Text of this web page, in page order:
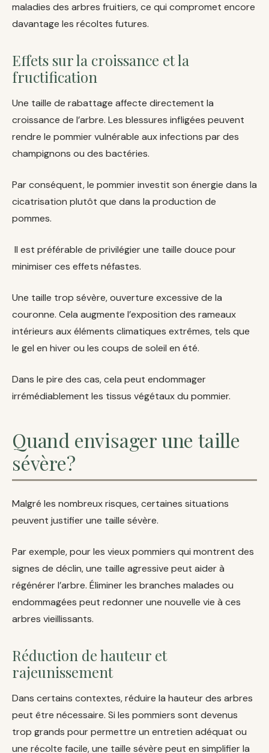
maladies des arbres fruitiers, ce qui compromet encore
davantage les récoltes futures.
Effets sur la croissance et la
fructification
Une taille de rabattage affecte directement la
croissance de l’arbre. Les blessures infligées peuvent
rendre le pommier vulnérable aux infections par des
champignons ou des bactéries.
Par conséquent, le pommier investit son énergie dans la
cicatrisation plutôt que dans la production de
pommes.
Il est préférable de privilégier une taille douce pour
minimiser ces effets néfastes.
Une taille trop sévère, ouverture excessive de la
couronne. Cela augmente l’exposition des rameaux
intérieurs aux éléments climatiques extrêmes, tels que
le gel en hiver ou les coups de soleil en été.
Dans le pire des cas, cela peut endommager
irrémédiablement les tissus végétaux du pommier.
Quand envisager une taille
sévère?
Malgré les nombreux risques, certaines situations
peuvent justifier une taille sévère.
Par exemple, pour les vieux pommiers qui montrent des
signes de déclin, une taille agressive peut aider à
régénérer l’arbre. Éliminer les branches malades ou
endommagées peut redonner une nouvelle vie à ces
arbres vieillissants.
Réduction de hauteur et
rajeunissement
Dans certains contextes, réduire la hauteur des arbres
peut être nécessaire. Si les pommiers sont devenus
trop grands pour permettre un entretien adéquat ou
une récolte facile, une taille sévère peut en simplifier la